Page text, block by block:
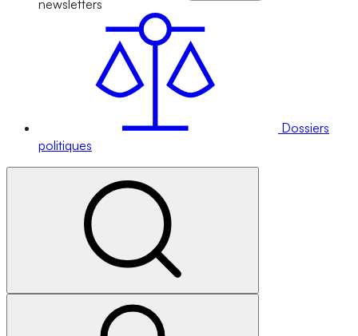
newsletters
Dossiers
politiques